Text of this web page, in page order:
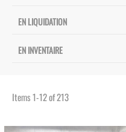
EN LIQUIDATION
EN INVENTAIRE
Items1-12of213